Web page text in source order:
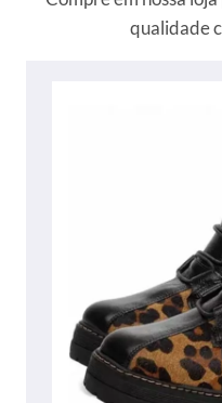
qualidade